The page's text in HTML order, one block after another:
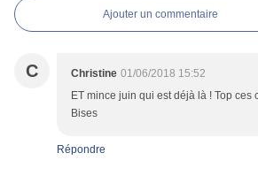
Ajouter un commentaire
C Christine 01/06/2018 15:52
ET mince juin qui est déjà là ! Top ces
Bises
Répondre